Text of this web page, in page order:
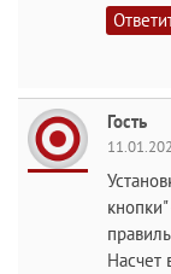
Гость
Насчет